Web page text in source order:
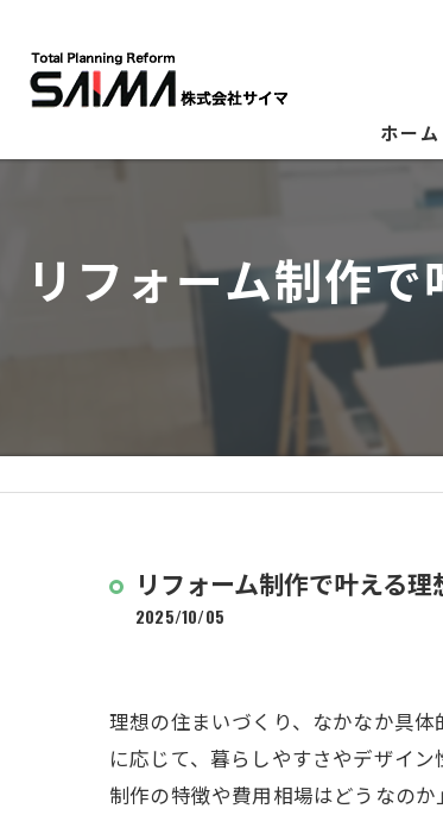
ホーム
リフォーム制作
リフォーム制作で叶える
2025/10/05
理想の住まいづくり、なかなか具
に応じて、暮らしやすさやデザイ
制作の特徴や費用相場はどうなの